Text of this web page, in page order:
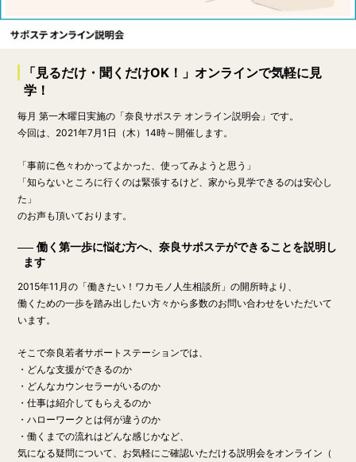
「見るだけ・聞くだけOK！」オンラインで気軽に見
学！
毎月 第一木曜日実施の「奈良サポステ オンライン説明会」です。
今回は、 2021年7月1日（木）14時～開催します。
「事前に色々わかってよかった、使ってみようと思う」
「知らないところに行くのは緊張するけど、家から見学できるのは安心し
た」
のお声も頂いております。
働く第一歩に悩む方へ、奈良サポステができることを説明し
ます
2015年11月の「働きたい！ワカモノ人生相談所」の開所時より、
働くための一歩を踏み出したい方々から多数のお問い合わせをいただいて
います。
そこで奈良若者サポートステーションでは、
・どんな支援ができるのか
・どんなカウンセラーがいるのか
・仕事は紹介してもらえるのか
・ハローワークとは何が違うのか
・働くまでの流れはどんな感じかなど、
気になる疑問について、お気軽にご確認いただける説明会をオンライン（